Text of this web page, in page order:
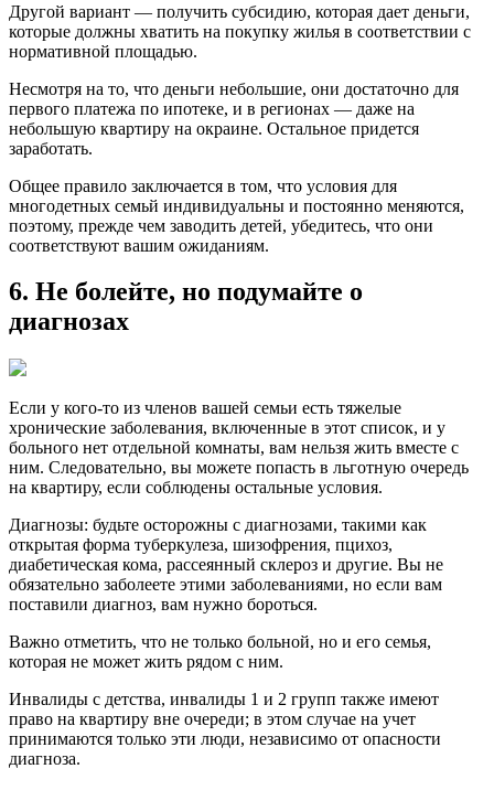
Другой вариант — получить субсидию, которая дает деньги,
которые должны хватить на покупку жилья в соответствии с
нормативной площадью.
Несмотря на то, что деньги небольшие, они достаточно для
первого платежа по ипотеке, и в регионах — даже на
небольшую квартиру на окраине. Остальное придется
заработать.
Общее правило заключается в том, что условия для
многодетных семьй индивидуальны и постоянно меняются,
поэтому, прежде чем заводить детей, убедитесь, что они
соответствуют вашим ожиданиям.
6. Не болейте, но подумайте о
диагнозах
Если у кого-то из членов вашей семьи есть тяжелые
хронические заболевания, включенные в этот список, и у
больного нет отдельной комнаты, вам нельзя жить вместе с
ним. Следовательно, вы можете попасть в льготную очередь
на квартиру, если соблюдены остальные условия.
Диагнозы: будьте осторожны с диагнозами, такими как
открытая форма туберкулеза, шизофрения, пцихоз,
диабетическая кома, рассеянный склероз и другие. Вы не
обязательно заболеете этими заболеваниями, но если вам
поставили диагноз, вам нужно бороться.
Важно отметить, что не только больной, но и его семья,
которая не может жить рядом с ним.
Инвалиды с детства, инвалиды 1 и 2 групп также имеют
право на квартиру вне очереди; в этом случае на учет
принимаются только эти люди, независимо от опасности
диагноза.